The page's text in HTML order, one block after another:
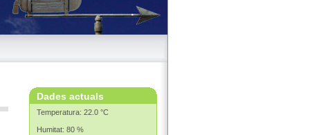
Dades actuals
Temperatura: 22.0 °C
Humitat: 80 %